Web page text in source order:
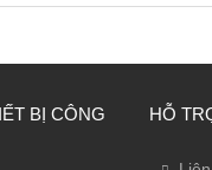
BỊ CÔNG
HỖ